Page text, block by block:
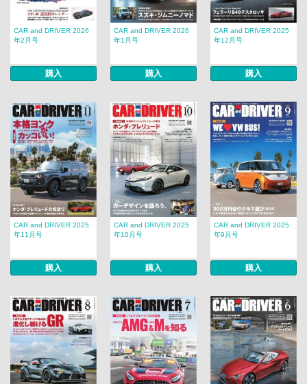
CAR and DRIVER 2026
年2月号
購入
CAR and DRIVER 2026
年1月号
購入
CAR and DRIVER 2025
年12月号
購入
CAR and DRIVER 2025
年11月号
購入
CAR and DRIVER 2025
年10月号
購入
CAR and DRIVER 2025
年9月号
購入